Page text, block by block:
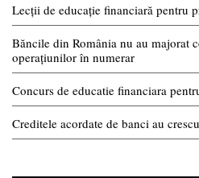
Lecții de educație financiară pentru
Băncile din România nu au majorat
operațiunilor în numerar
Concurs de educatie financiara
Creditele acordate de banci au